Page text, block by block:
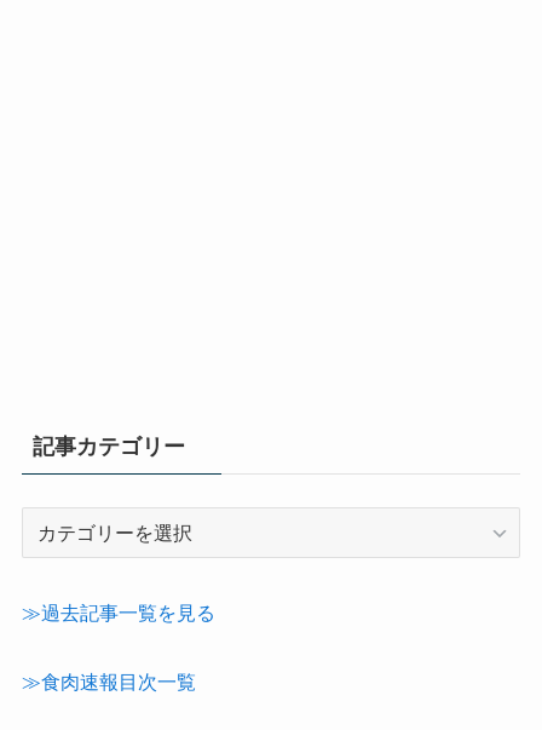
記事カテゴリー
テ
≫過去記事一覧を見る
≫食肉速報目次一覧